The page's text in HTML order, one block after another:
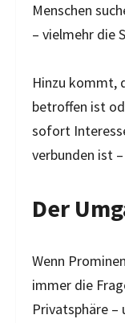
Menschen
– vielmehr die
Hinzu kommt,
betroffen ist
sofort
verbunden ist
Der
Wenn
immer die
Privatsphäre –